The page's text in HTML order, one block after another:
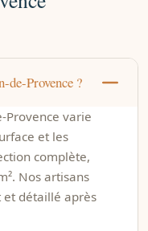
de-Provence ?
Provence varie
et les
complète,
Nos artisans
et détaillé après